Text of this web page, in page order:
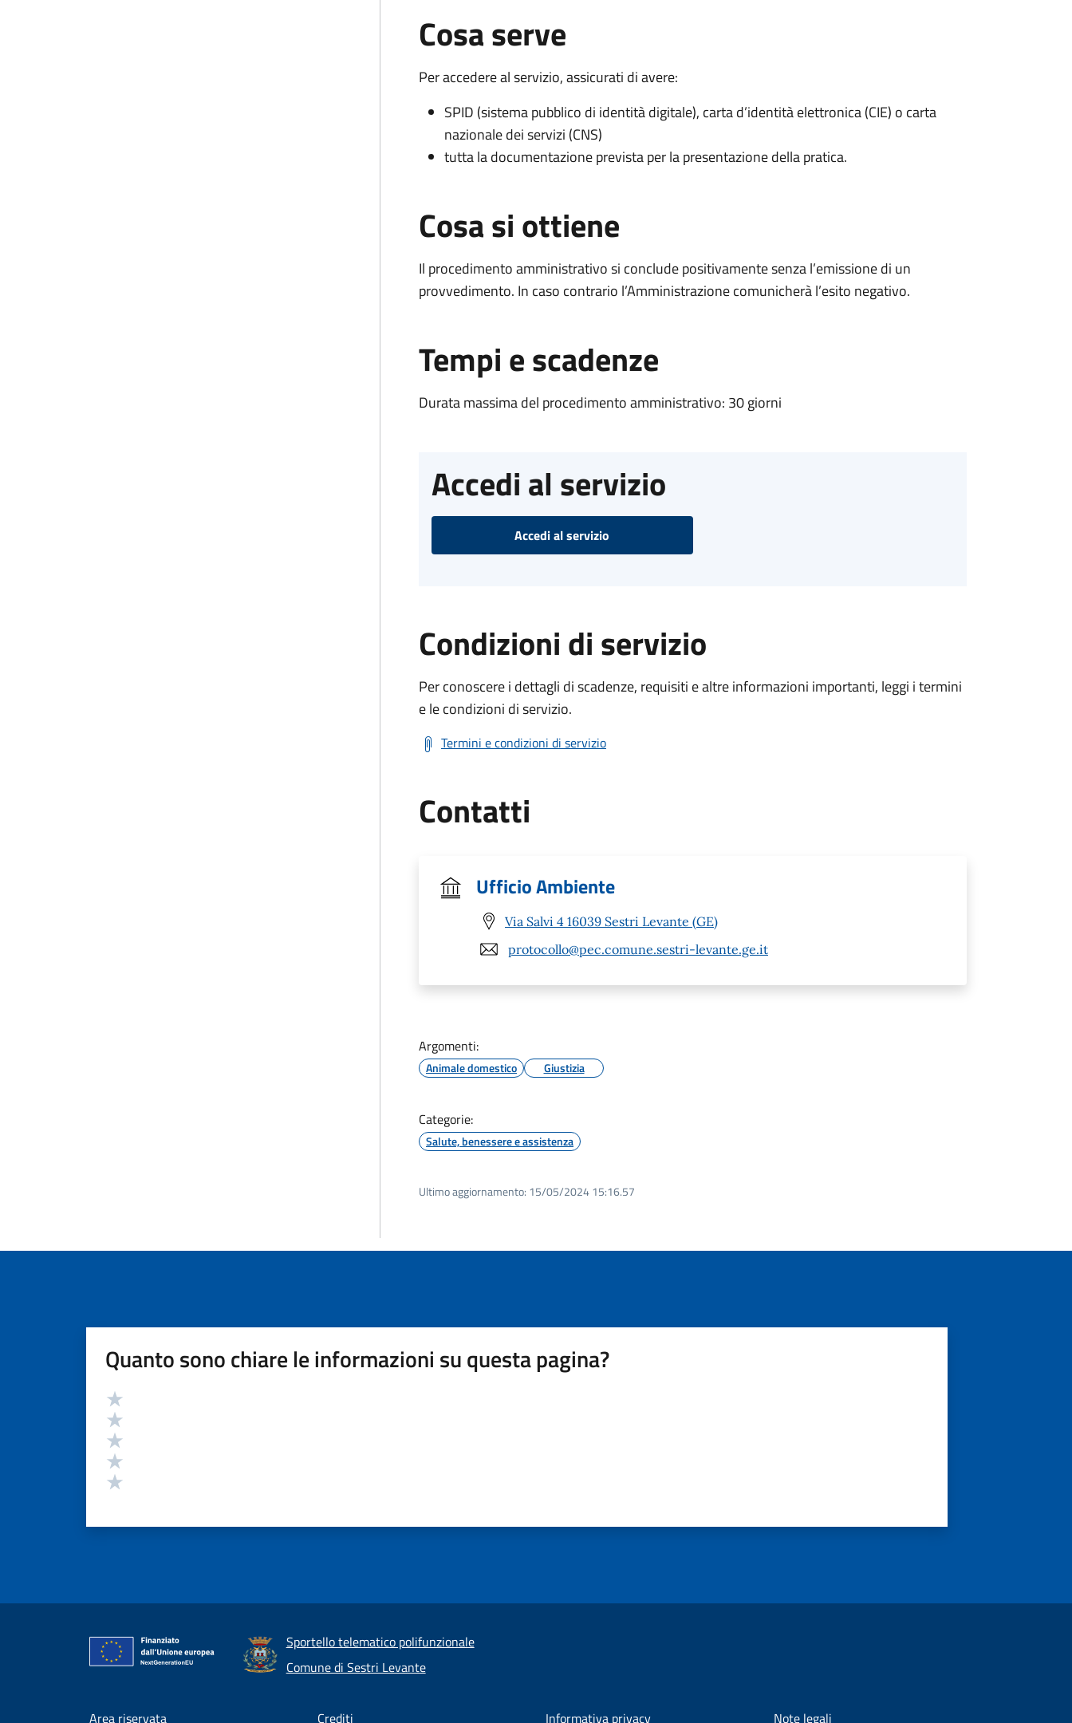
Cosa serve
Per accedere al servizio, assicurati di avere:
SPID (sistema pubblico di identità digitale), carta d’identità elettronica (CIE) o carta
nazionale dei servizi (CNS)
tutta la documentazione prevista per la presentazione della pratica.
Cosa si ottiene
Il procedimento amministrativo si conclude positivamente senza l’emissione di un
provvedimento. In caso contrario l’Amministrazione comunicherà l’esito negativo.
Tempi e scadenze
Durata massima del procedimento amministrativo: 30 giorni
Accedi al servizio
Accedi al servizio
Condizioni di servizio
Per conoscere i dettagli di scadenze, requisiti e altre informazioni importanti, leggi i termini
e le condizioni di servizio.
Termini e condizioni di servizio
Contatti
Ufficio Ambiente
Via Salvi 4 16039 Sestri Levante (GE)
protocollo@pec.comune.sestri-levante.ge.it
Argomenti:
Animale domestico Giustizia
Categorie:
Salute, benessere e assistenza
Ultimo aggiornamento: 15/05/2024 15:16.57
Quanto sono chiare le informazioni su questa pagina?
Valutazione
Sportello telematico polifunzionale
Comune di Sestri Levante
Area riservata Crediti Informativa privacy Note legali